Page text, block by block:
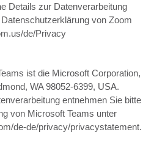
Details zur Datenverarbeitung
von Zoom
de/Privacy
ist die Microsoft Corporation,
WA 98052-6399, USA.
entnehmen Sie bitte
von Microsoft Teams unter
de-de/privacy/privacystatement.